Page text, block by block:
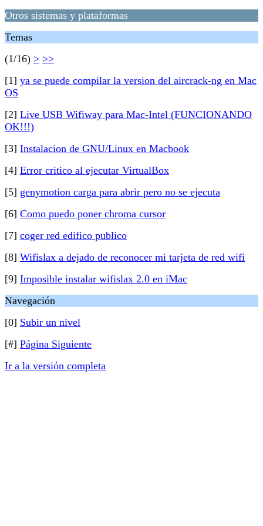
Otros sistemas y plataformas
Temas
(1/16) > >>
[1] ya se puede compilar la version del aircrack-ng en Mac
OS
[2] Live USB Wifiway para Mac-Intel (FUNCIONANDO
OK!!!)
[3] Instalacion de GNU/Linux en Macbook
[4] Error critico al ejecutar VirtualBox
[5] genymotion carga para abrir pero no se ejecuta
[6] Como puedo poner chroma cursor
[7] coger red edifico publico
[8] Wifislax a dejado de reconocer mi tarjeta de red wifi
[9] Imposible instalar wifislax 2.0 en iMac
Navegación
[0] Subir un nivel
[#] Página Siguiente
Ir a la versión completa